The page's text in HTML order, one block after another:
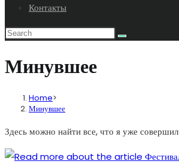
Контакты
Минувшее
Home>
Минувшее
Здесь можно найти все, что я уже совершил